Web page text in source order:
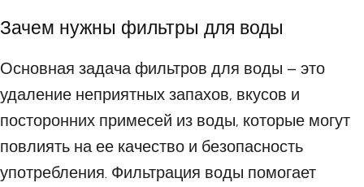
Зачем нужны фильтры для воды
Основная задача фильтров для воды – это
удаление неприятных запахов, вкусов и
посторонних примесей из воды, которые могут
повлиять на ее качество и безопасность
употребления. Фильтрация воды помогает